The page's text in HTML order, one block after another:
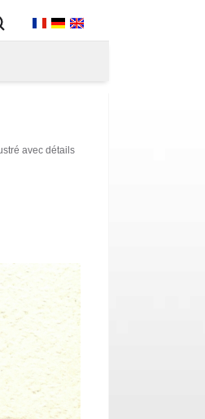
avec détails